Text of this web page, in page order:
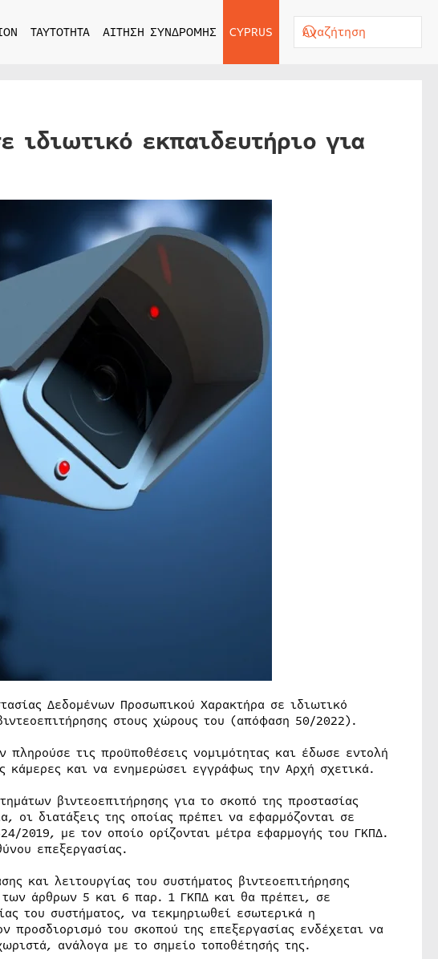
ΤΑΥΤΟΤΗΤΑ ΑΙΤΗΣΗ ΣΥΝΔΡΟΜΗΣ CYPRUS
ιδιωτικό εκπαιδευτήριο για
Δεδομένων Προσωπικού Χαρακτήρα σε ιδιωτικό
στους χώρους του (απόφαση 50/2022).
πληρούσε τις προϋποθέσεις νομιμότητας και έδωσε εντολή
κάμερες και να ενημερώσει εγγράφως την Αρχή σχετικά.
βιντεοεπιτήρησης για το σκοπό της προστασίας
διατάξεις της οποίας πρέπει να εφαρμόζονται σε
2019, με τον οποίο ορίζονται μέτρα εφαρμογής του ΓΚΠΔ.
επεξεργασίας.
και λειτουργίας του συστήματος βιντεοεπιτήρησης
των άρθρων 5 και 6 παρ. 1 ΓΚΠΔ και θα πρέπει, σε
του συστήματος, να τεκμηριωθεί εσωτερικά η
προσδιορισμό του σκοπού της επεξεργασίας ενδέχεται να
ανάλογα με το σημείο τοποθέτησής της.